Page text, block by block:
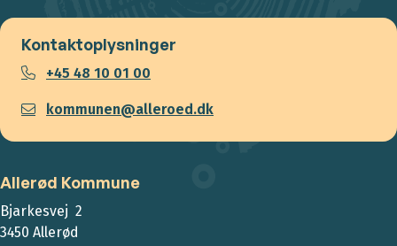
Kontaktoplysninger
+45 48 10 01 00
kommunen@alleroed.dk
Allerød Kommune
Bjarkesvej 2
3450 Allerød